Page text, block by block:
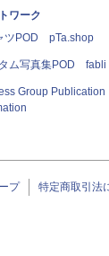
ワーク
ツPOD pTa.shop
ム写真集POD fabli
Group Publication
プ 特定商取引法